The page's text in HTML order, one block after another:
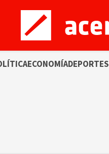
ECONOMÍADEPORTES